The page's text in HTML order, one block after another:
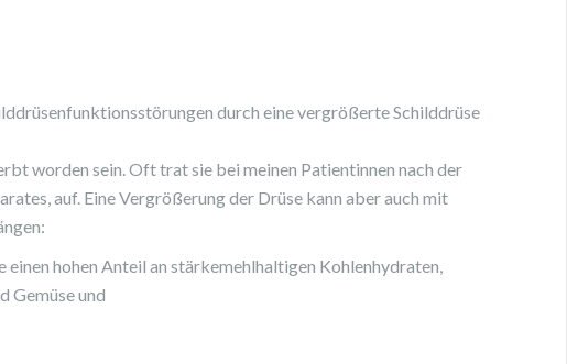
durch eine vergrößerte Schilddrüse
worden sein. Oft trat sie bei meinen Patientinnen nach der
auf. Eine Vergrößerung der Drüse kann aber auch mit
hohen Anteil an stärkemehlhaltigen Kohlenhydraten,
Gemüse und